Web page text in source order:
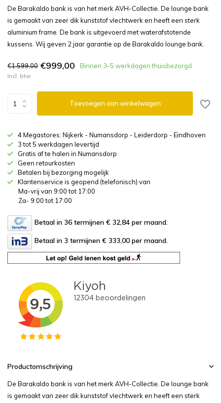
De Barakaldo bank is van het merk AVH-Collectie. De lounge bank
is gemaakt van zeer dik kunststof vlechtwerk en heeft een sterk
aluminium frame. De bank is uitgevoerd met waterafstotende
kussens. Wij geven 2 jaar garantie op de Barakaldo lounge bank.
€1.599,00 €999,00 Binnen 3-5 werkdagen thuisbezorgd
Incl. btw
Toevoegen aan winkelwagen
4 Megastores: Nijkerk - Numansdorp - Leiderdorp - Eindhoven
3 tot 5 werkdagen levertijd
Gratis af te halen in Numansdorp
Geen retourkosten
Betalen bij bezorging mogelijk
Klantenservice is geopend (telefonisch) van
Ma-vrij van 9:00 tot 17:00
Za- 9:00 tot 17:00
Betaal in 36 termijnen € 32,84 per maand.
Betaal in 3 termijnen € 333,00 per maand.
Productomschrijving
De Barakaldo bank is van het merk AVH-Collectie. De lounge bank
is gemaakt van zeer dik kunststof vlechtwerk en heeft een sterk